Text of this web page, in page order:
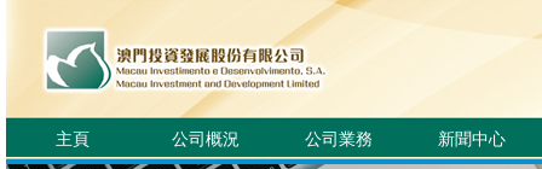
主頁 公司概況 公司業務 新聞中心